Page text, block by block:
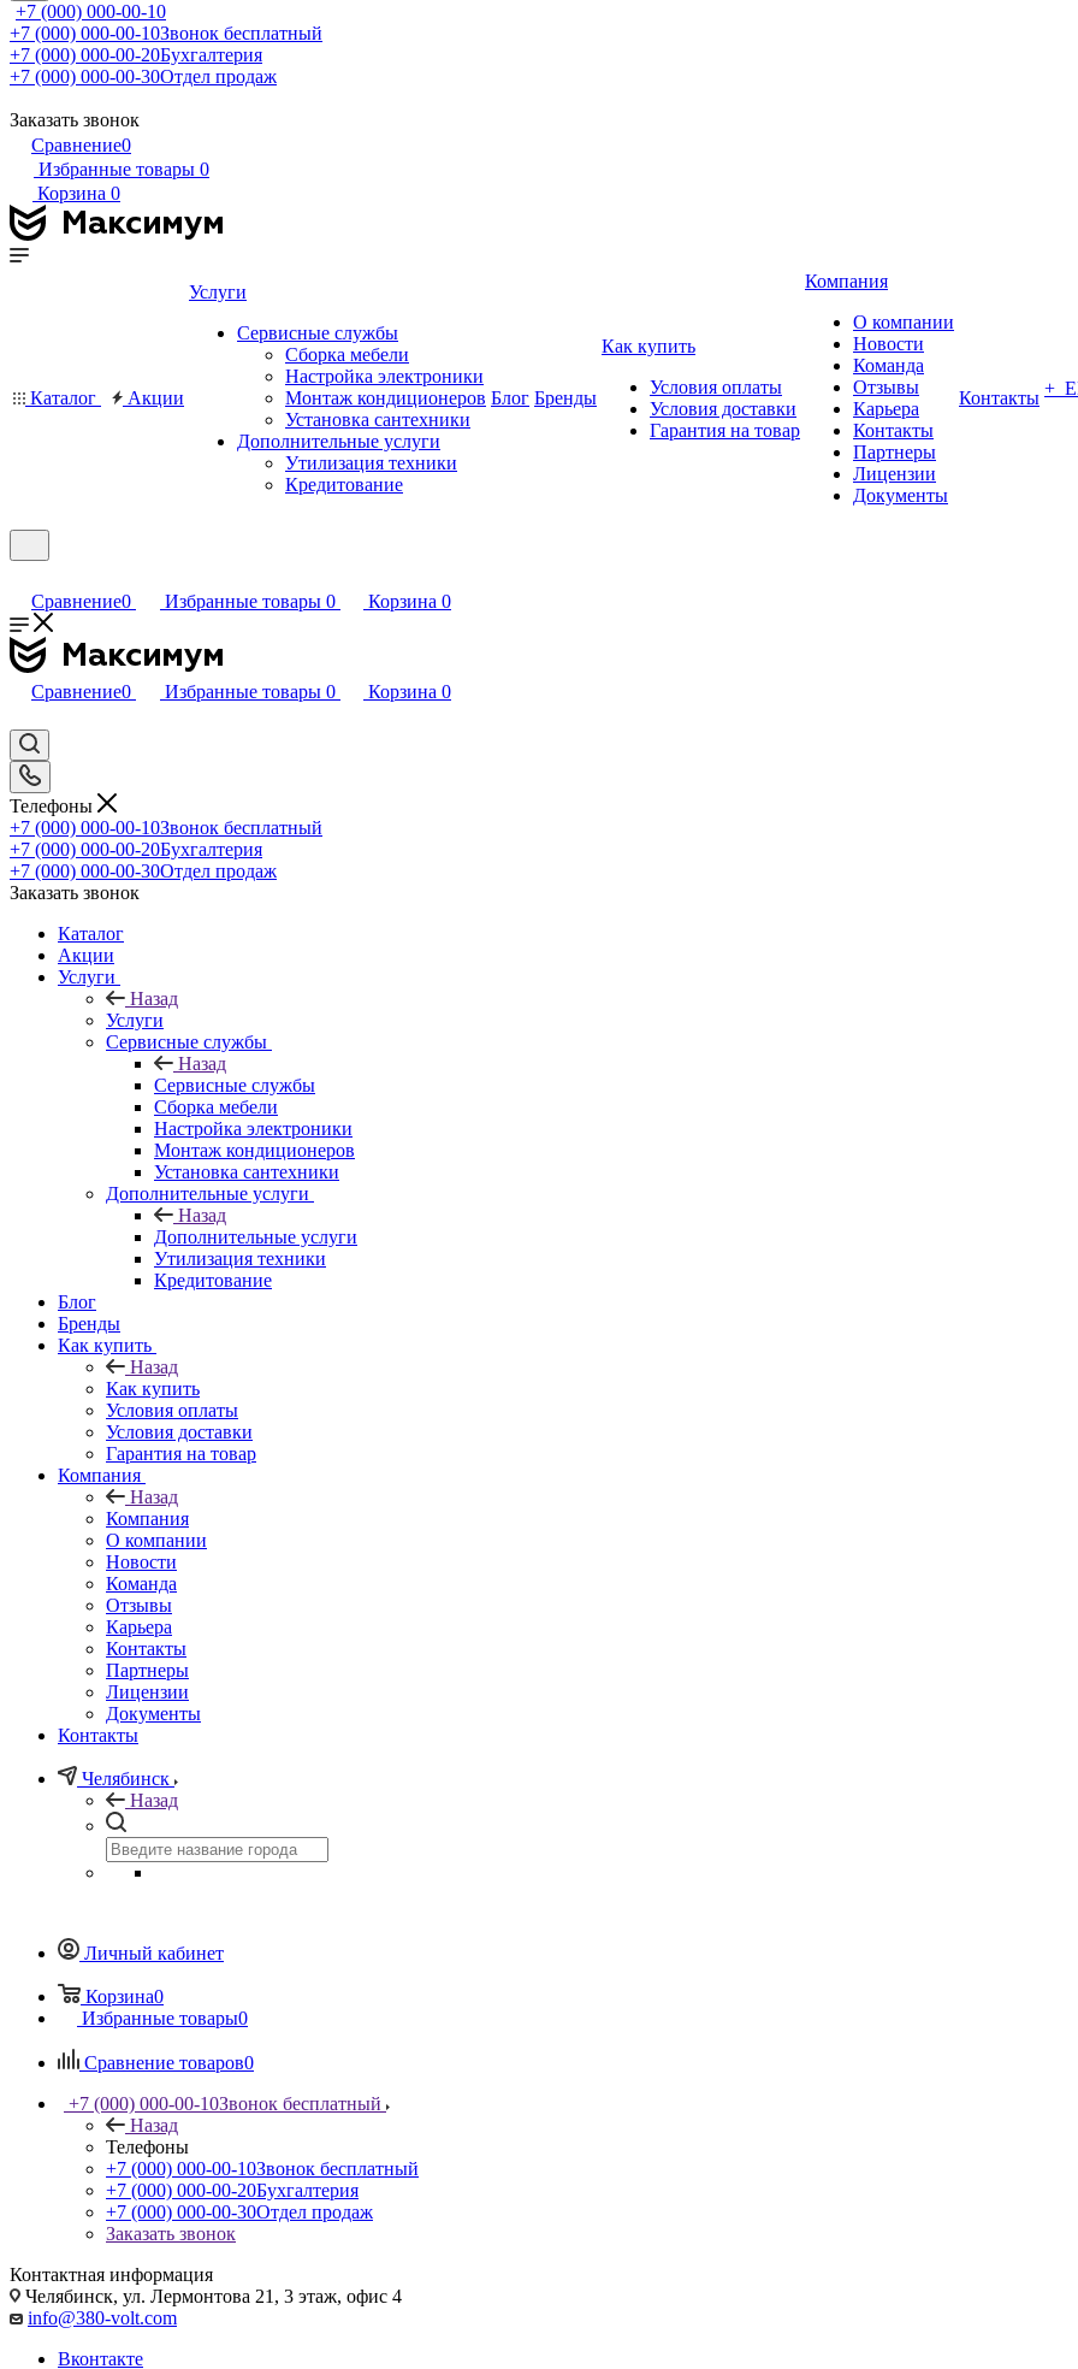
+7 (000) 000-00-10
+7 (000) 000-00-10Звонок бесплатный
+7 (000) 000-00-20Бухгалтерия
+7 (000) 000-00-30Отдел продаж
Заказать звонок
Сравнение0
Избранные товары 0
Корзина 0
Каталог Акции
Услуги
Сервисные службы
Сборка мебели
Настройка электроники
Монтаж кондиционеров
Установка сантехники
Дополнительные услуги
Утилизация техники
Кредитование
Блог Бренды
Как купить
Условия оплаты
Условия доставки
Гарантия на товар
Компания
О компании
Новости
Команда
Отзывы
Карьера
Контакты
Партнеры
Лицензии
Документы
Контакты +
Сравнение0 Избранные товары 0 Корзина 0
Сравнение0 Избранные товары 0 Корзина 0
Телефоны
+7 (000) 000-00-10Звонок бесплатный
+7 (000) 000-00-20Бухгалтерия
+7 (000) 000-00-30Отдел продаж
Заказать звонок
Каталог
Акции
Услуги
Назад
Услуги
Сервисные службы
Назад
Сервисные службы
Сборка мебели
Настройка электроники
Монтаж кондиционеров
Установка сантехники
Дополнительные услуги
Назад
Дополнительные услуги
Утилизация техники
Кредитование
Блог
Бренды
Как купить
Назад
Как купить
Условия оплаты
Условия доставки
Гарантия на товар
Компания
Назад
Компания
О компании
Новости
Команда
Отзывы
Карьера
Контакты
Партнеры
Лицензии
Документы
Контакты
Челябинск
Назад
Личный кабинет
Корзина0
Избранные товары0
Сравнение товаров0
+7 (000) 000-00-10Звонок бесплатный
Назад
Телефоны
+7 (000) 000-00-10Звонок бесплатный
+7 (000) 000-00-20Бухгалтерия
+7 (000) 000-00-30Отдел продаж
Заказать звонок
Контактная информация
Челябинск, ул. Лермонтова 21, 3 этаж, офис 4
info@380-volt.com
Вконтакте